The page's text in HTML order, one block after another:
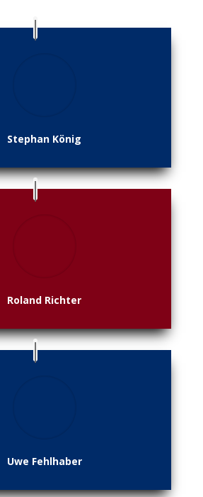
Stephan König
Roland Richter
Uwe Fehlhaber